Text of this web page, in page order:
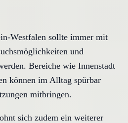
Westfalen sollte immer mit
und
Bereiche wie Innenstadt
können im Alltag spürbar
mitbringen.
sich zudem ein weiterer